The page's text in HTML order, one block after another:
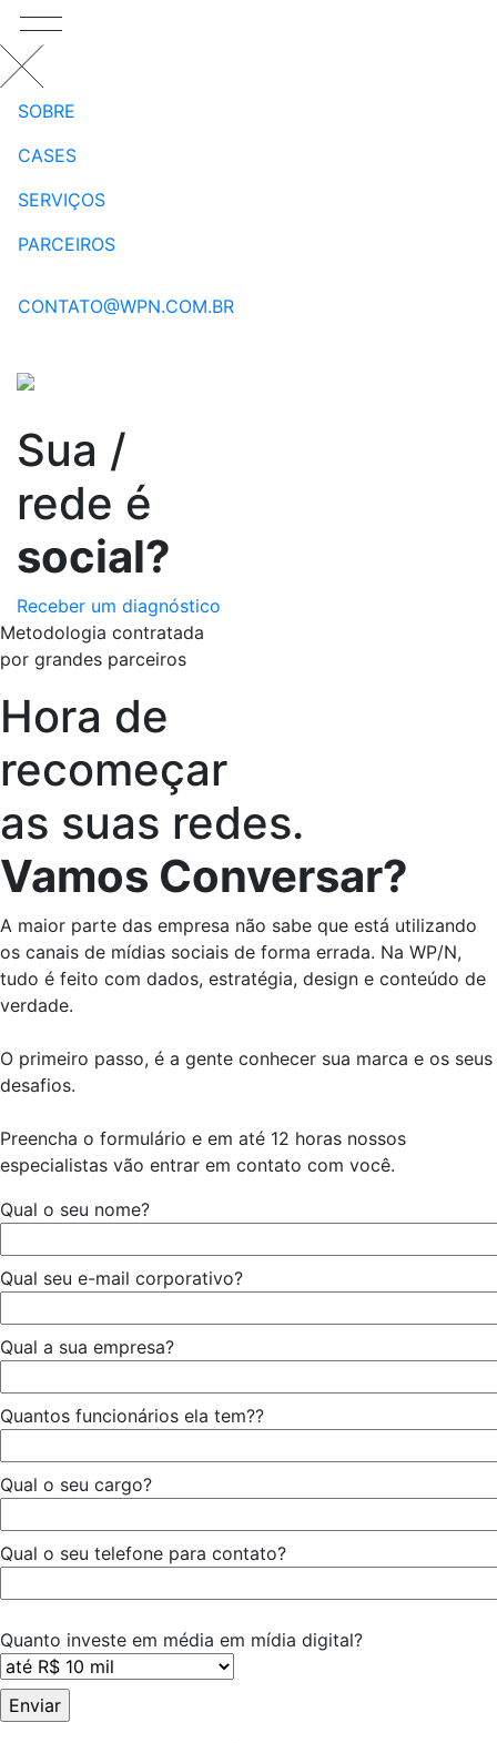
SOBRE
CASES
SERVIÇOS
PARCEIROS
CONTATO@WPN.COM.BR
Sua /
rede é
social?
Receber um diagnóstico
Metodologia contratada
por grandes parceiros
Hora de
recomeçar
as suas redes.
Vamos Conversar?
A maior parte das empresa não sabe que está utilizando
os canais de mídias sociais de forma errada. Na WP/N,
tudo é feito com dados, estratégia, design e conteúdo de
verdade.
O primeiro passo, é a gente conhecer sua marca e os seus
desafios.
Preencha o formulário e em até 12 horas nossos
especialistas vão entrar em contato com você.
Qual o seu nome?
Qual seu e-mail corporativo?
Qual a sua empresa?
Quantos funcionários ela tem??
Qual o seu cargo?
Qual o seu telefone para contato?
Quanto investe em média em mídia digital?